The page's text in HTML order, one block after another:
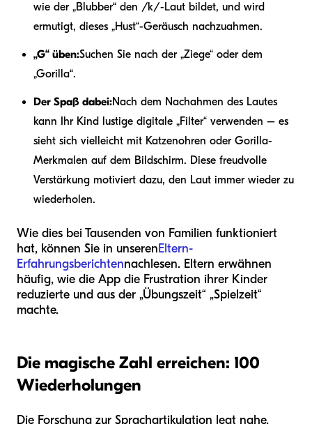
wie der „Blubber“ den /k/-Laut bildet, und wird
ermutigt, dieses „Hust“-Geräusch nachzuahmen.
„G“ üben:Suchen Sie nach der „Ziege“ oder dem
„Gorilla“.
Der Spaß dabei:Nach dem Nachahmen des Lautes
kann Ihr Kind lustige digitale „Filter“ verwenden – es
sieht sich vielleicht mit Katzenohren oder Gorilla-
Merkmalen auf dem Bildschirm. Diese freudvolle
Verstärkung motiviert dazu, den Laut immer wieder zu
wiederholen.
Wie dies bei Tausenden von Familien funktioniert
hat, können Sie in unserenEltern-
Erfahrungsberichtennachlesen. Eltern erwähnen
häufig, wie die App die Frustration ihrer Kinder
reduzierte und aus der „Übungszeit“ „Spielzeit“
machte.
Die magische Zahl erreichen: 100
Wiederholungen
Die Forschung zur Sprachartikulation legt nahe,